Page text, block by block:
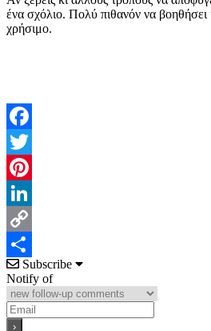
ένα σχόλιο. Πολύ πιθανόν να βοηθήσει
χρήσιμο.
Facebook
Twitter
Pinterest
LinkedIn
Copy
Link
Μοιραστείτε
Subscribe
Notify of